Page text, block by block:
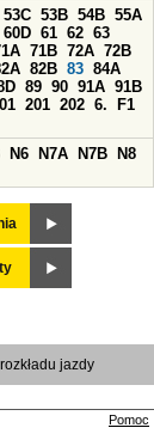
53C 53B 54B 55A
60D 61 62 63
71B 72A 72B
82B 83 84A
89 90 91A 91B
201 202 6.
F1
N6 N7A N7B
N8
jazdy
Pomoc